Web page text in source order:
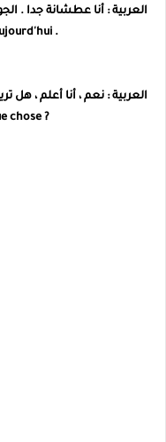
العربية : أنا عطشانة جدا .
.
العربية : نعم ، أنا أعلم ، هل
chose ?